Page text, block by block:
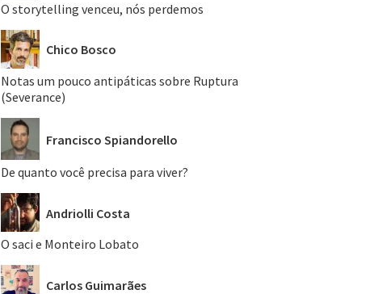
O storytelling venceu, nós perdemos
Chico Bosco
Notas um pouco antipáticas sobre Ruptura
(Severance)
Francisco Spiandorello
De quanto você precisa para viver?
Andriolli Costa
O saci e Monteiro Lobato
Carlos Guimarães